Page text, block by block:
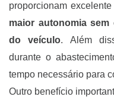
proporcionam
maior autonomia
do veículo. Além
durante o
tempo necessário para
Outro benefício